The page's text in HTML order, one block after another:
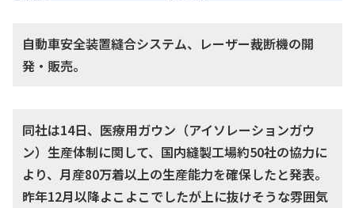
自動車安全装置縫合システム、レーザー裁断機の開
発・販売。
同社は14日、医療用ガウン（アイソレーションガウ
ン）生産体制に関して、国内縫製工場約50社の協力に
より、月産80万着以上の生産能力を確保したと発表。
昨年12月以降よこよこでしたが上に抜けそうな雰囲気